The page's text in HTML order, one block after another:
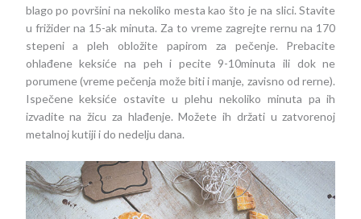
blago po površini na nekoliko mesta kao što je na slici. Stavite
u frižider na 15-ak minuta. Za to vreme zagrejte rernu na 170
stepeni a pleh obložite papirom za pečenje. Prebacite
ohlađene keksiće na peh i pecite 9-10minuta ili dok ne
porumene (vreme pečenja može biti i manje, zavisno od rerne).
Ispečene keksiće ostavite u plehu nekoliko minuta pa ih
izvadite na žicu za hlađenje. Možete ih držati u zatvorenoj
metalnoj kutiji i do nedelju dana.